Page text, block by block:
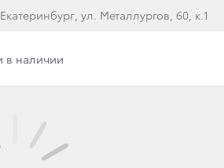
ул. Металлургов, 60, к.1
в наличии